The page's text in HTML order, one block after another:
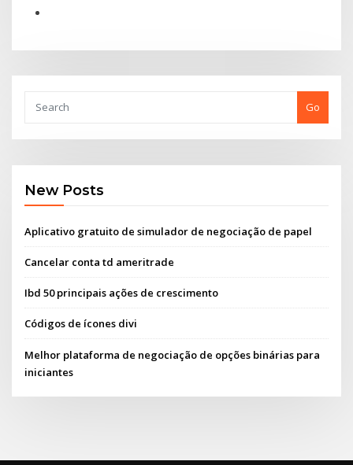
Go
New Posts
Aplicativo gratuito de simulador de negociação de papel
Cancelar conta td ameritrade
Ibd 50 principais ações de crescimento
Códigos de ícones divi
Melhor plataforma de negociação de opções binárias para
iniciantes